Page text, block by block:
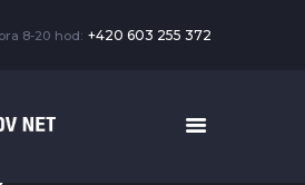
8-20 hod: +420 603 255 372